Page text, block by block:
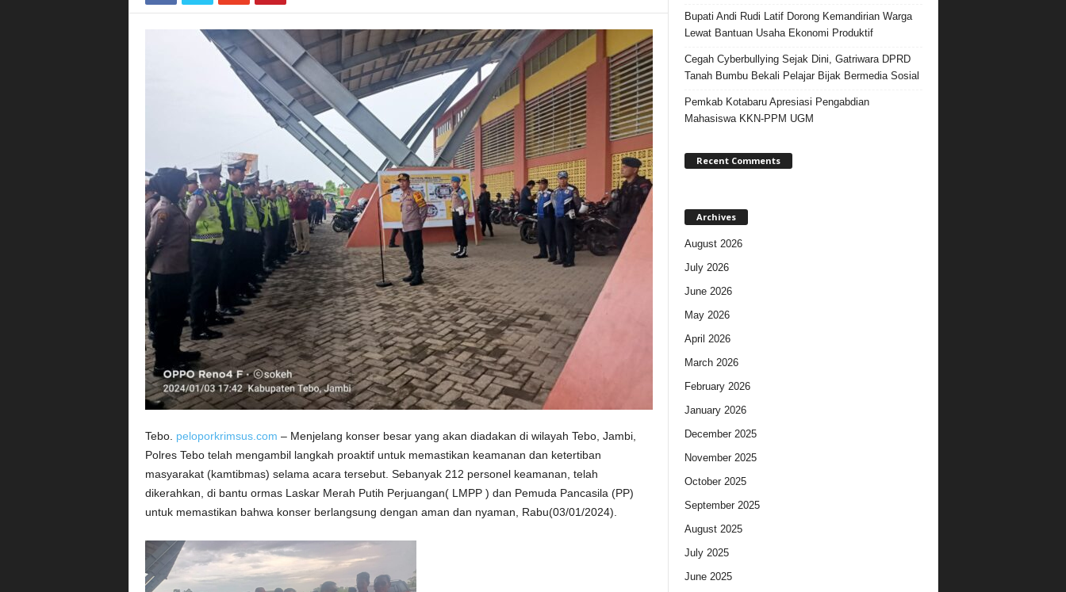
Tebo. peloporkrimsus.com – Menjelang konser besar yang akan diadakan di wilayah Tebo, Jambi,
Polres Tebo telah mengambil langkah proaktif untuk memastikan keamanan dan ketertiban
masyarakat (kamtibmas) selama acara tersebut. Sebanyak 212 personel keamanan, telah
dikerahkan, di bantu ormas Laskar Merah Putih Perjuangan( LMPP ) dan Pemuda Pancasila (PP)
untuk memastikan bahwa konser berlangsung dengan aman dan nyaman, Rabu(03/01/2024).
Bupati Andi Rudi Latif Dorong Kemandirian Warga
Lewat Bantuan Usaha Ekonomi Produktif
Cegah Cyberbullying Sejak Dini, Gatriwara DPRD
Tanah Bumbu Bekali Pelajar Bijak Bermedia Sosial
Pemkab Kotabaru Apresiasi Pengabdian
Mahasiswa KKN-PPM UGM
Recent Comments
Archives
August 2026
July 2026
June 2026
May 2026
April 2026
March 2026
February 2026
January 2026
December 2025
November 2025
October 2025
September 2025
August 2025
July 2025
June 2025